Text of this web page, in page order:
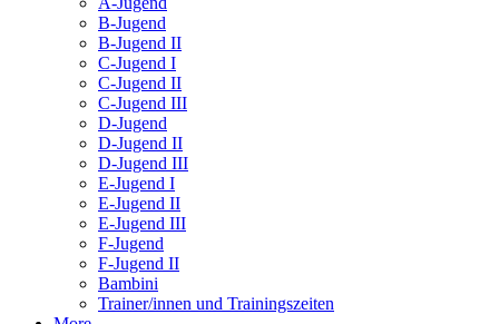
B-Jugend
B-Jugend II
C-Jugend I
C-Jugend II
C-Jugend III
D-Jugend
D-Jugend II
D-Jugend III
E-Jugend I
E-Jugend II
E-Jugend III
F-Jugend
F-Jugend II
Bambini
Trainer/innen und Trainingszeiten